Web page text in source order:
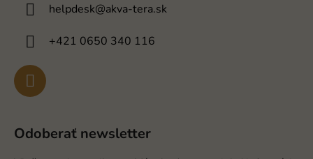
helpdesk@akva-tera.sk
+421 0650 340 116
Odoberať newsletter